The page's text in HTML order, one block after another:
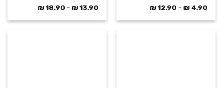
4.90
₪
-
12.90
₪
13.90
₪
-
18.90
₪